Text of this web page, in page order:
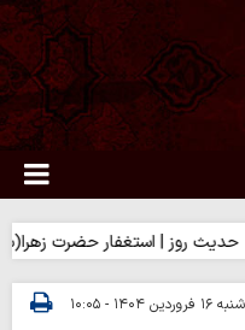
روز | استغفار حضرت زهرا(س)
شنبه ۱۶ فروردین ۱۴۰۴ - ۱۰:۰۵